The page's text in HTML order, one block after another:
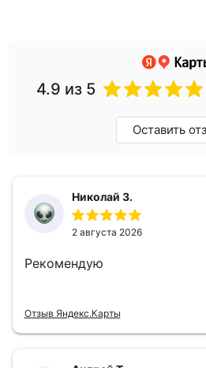
4.9 из 5
Оставить
Николай З.
2 августа 2026
Рекомендую
Отзыв Яндекс.Карты